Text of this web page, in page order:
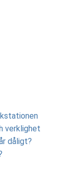
verklighet
dåligt?